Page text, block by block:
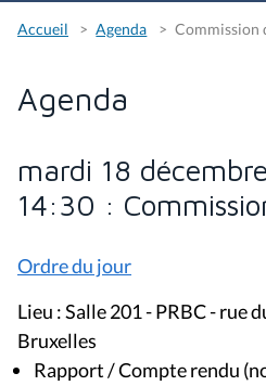
Accueil Agenda Commission
Agenda
mardi 18
14:30 :
Ordre du jour
Lieu : Salle 201 - PRBC - rue
Bruxelles
Rapport / Compte rendu